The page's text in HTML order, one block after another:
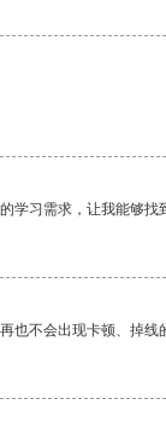
学习需求，让我能够找
也不会出现卡顿、掉